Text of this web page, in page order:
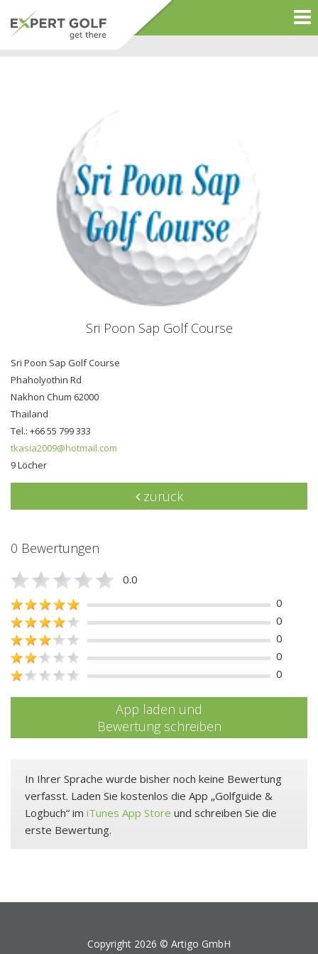
Sri Poon Sap Golf Course
Sri Poon Sap Golf Course
Phaholyothin Rd
Nakhon Chum 62000
Thailand
Tel.: +66 55 799 333
tkasia2009@hotmail.com
9 Löcher
zurück
0 Bewertungen
0.0
0
0
0
0
0
App laden und
Bewertung schreiben
In Ihrer Sprache wurde bisher noch keine Bewertung
verfasst. Laden Sie kostenlos die App „Golfguide &
Logbuch“ im iTunes App Store und schreiben Sie die
erste Bewertung.
Copyright 2026 © Artigo GmbH